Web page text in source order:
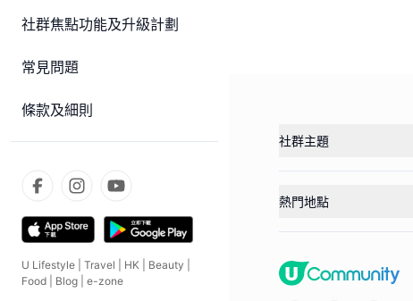
社群焦點功能及升級計劃
常見問題
條款及細則
U Lifestyle Travel HK Beauty
Food
Blog e-zone
社群主題
熱門地點